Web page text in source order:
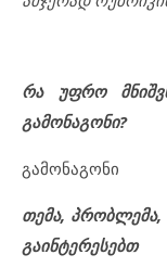
რა უფრო
გამონაგონი?
გამონაგონი
თემა, პრობლემა,
გაინტერესებთ